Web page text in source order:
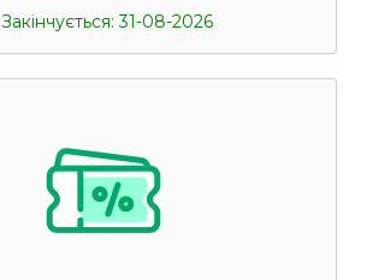
Закінчується: 31-08-2026